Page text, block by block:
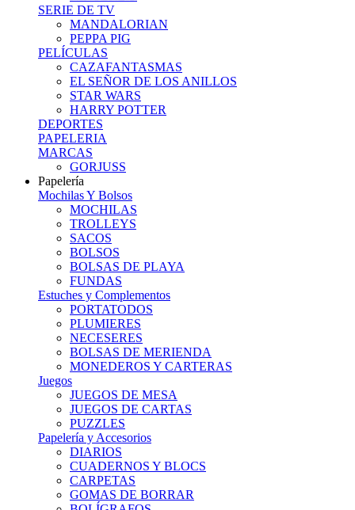
SERIE DE TV
MANDALORIAN
PEPPA PIG
PELÍCULAS
CAZAFANTASMAS
EL SEÑOR DE LOS ANILLOS
STAR WARS
HARRY POTTER
DEPORTES
PAPELERIA
MARCAS
GORJUSS
Papelería
Mochilas Y Bolsos
MOCHILAS
TROLLEYS
SACOS
BOLSOS
BOLSAS DE PLAYA
FUNDAS
Estuches y Complementos
PORTATODOS
PLUMIERES
NECESERES
BOLSAS DE MERIENDA
MONEDEROS Y CARTERAS
Juegos
JUEGOS DE MESA
JUEGOS DE CARTAS
PUZZLES
Papelería y Accesorios
DIARIOS
CUADERNOS Y BLOCS
CARPETAS
GOMAS DE BORRAR